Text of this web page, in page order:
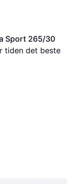
Sport 265/30
tiden det beste